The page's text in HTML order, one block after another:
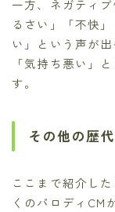
一方、ネガティ
るさい」「不快
い」という声が
「気持ち悪い」
す。
その他の歴
ここまで紹介し
くのパロディCM